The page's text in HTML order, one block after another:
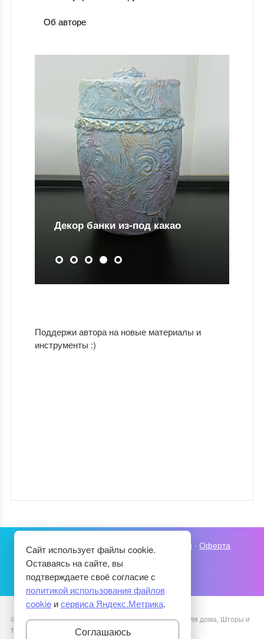
Об авторе
Масса для папье маше
Поддержи автора на новые материалы и
инструменты :)
Карта сайта Политика конфиденциальности ·Оферта
© 2026Уютный Дом·Рукоделие, Декупаж, Советы для дома, Шторы и
текстиль
Тема от GoodwinPress.ru
Сайт использует файлы cookie.
Оставаясь на сайте, вы
подтверждаете своё согласие с
политикой использования файлов
cookie исервиса Яндекс.Метрика.
Соглашаюсь